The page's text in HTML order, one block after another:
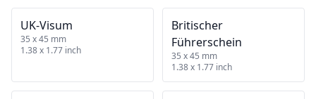
UK‑Visum
35 x 45 mm
1.38 x 1.77 inch
Britischer
Führerschein
35 x 45 mm
1.38 x 1.77 inch